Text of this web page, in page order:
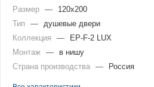
Размер —
120x200
Тип
—
душевые двери
Коллекция
—
EP-F-2 LUX
Монтаж —
в нишу
Страна производства — Россия